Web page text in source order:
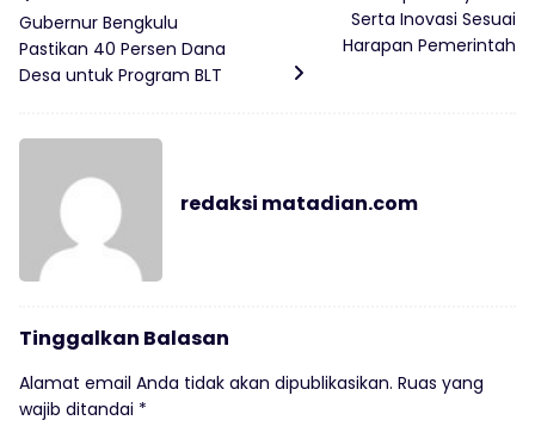
Gubernur Bengkulu
Pastikan 40 Persen Dana
Desa untuk Program BLT
Serta Inovasi Sesuai
Harapan Pemerintah
redaksi matadian.com
Tinggalkan Balasan
Alamat email Anda tidak akan dipublikasikan. Ruas yang
wajib ditandai *